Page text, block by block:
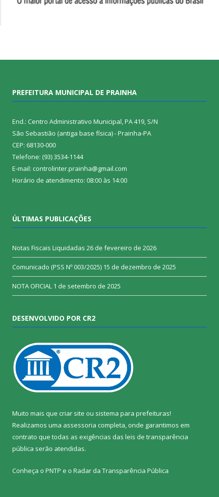
PREFEITURA MUNICIPAL DE PRAINHA
End.: Centro Administrativo Municipal, PA 419, S/N
São Sebastião (antiga base física) - Prainha-PA
CEP: 68130-000
Telefone: (93) 3534-1144
E-mail: controlinter.prainha@gmail.com
Horário de atendimento: 08:00 às 14:00
ÚLTIMAS PUBLICAÇÕES
Notas Fiscais Liquidadas 26 de fevereiro de 2026
Comunicado (PSS Nº 003/2025) 15 de dezembro de 2025
NOTA OFICIAL 1 de setembro de 2025
DESENVOLVIDO POR CR2
Muito mais que criar site ou sistema para prefeituras!
Realizamos uma assessoria completa, onde garantimos em
contrato que todas as exigências das leis de transparência
pública serão atendidas.
Conheça o PNTP e o Radar da Transparência Pública